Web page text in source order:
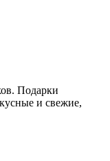
Подарки
и свежие,